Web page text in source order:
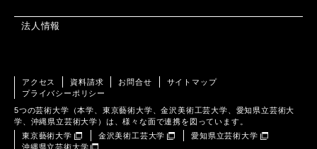
法人情報
アクセス 資料請求 お問合せ
サイトマップ
プライバシーポリシー
5つの芸術大学（本学、東京藝術大学、金沢美術工芸大学、愛知県立芸術大
学、沖縄県立芸術大学）は、様々な面で連携を図っています。
東京藝術大学
金沢美術工芸大学
愛知県立芸術大学
沖縄県立芸術大学